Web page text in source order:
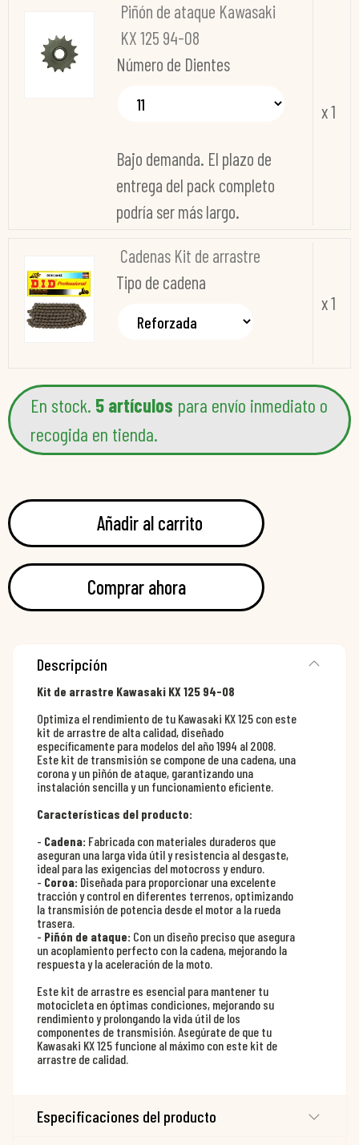
Piñón de ataque Kawasaki
KX 125 94-08
Número de Dientes
Bajo demanda. El plazo de
entrega del pack completo
podría ser más largo.
x 1
Cadenas Kit de arrastre
Tipo de cadena
x 1
En stock. 5 artículos para envío inmediato o
recogida en tienda.
Añadir al carrito
Comprar ahora
Descripción
Kit de arrastre Kawasaki KX 125 94-08
Optimiza el rendimiento de tu Kawasaki KX 125 con este
kit de arrastre de alta calidad, diseñado
específicamente para modelos del año 1994 al 2008.
Este kit de transmisión se compone de una cadena, una
corona y un piñón de ataque, garantizando una
instalación sencilla y un funcionamiento eficiente.
Características del producto:
- Cadena: Fabricada con materiales duraderos que
aseguran una larga vida útil y resistencia al desgaste,
ideal para las exigencias del motocross y enduro.
- Coroa: Diseñada para proporcionar una excelente
tracción y control en diferentes terrenos, optimizando
la transmisión de potencia desde el motor a la rueda
trasera.
- Piñón de ataque: Con un diseño preciso que asegura
un acoplamiento perfecto con la cadena, mejorando la
respuesta y la aceleración de la moto.
Este kit de arrastre es esencial para mantener tu
motocicleta en óptimas condiciones, mejorando su
rendimiento y prolongando la vida útil de los
componentes de transmisión. Asegúrate de que tu
Kawasaki KX 125 funcione al máximo con este kit de
arrastre de calidad.
Especificaciones del producto